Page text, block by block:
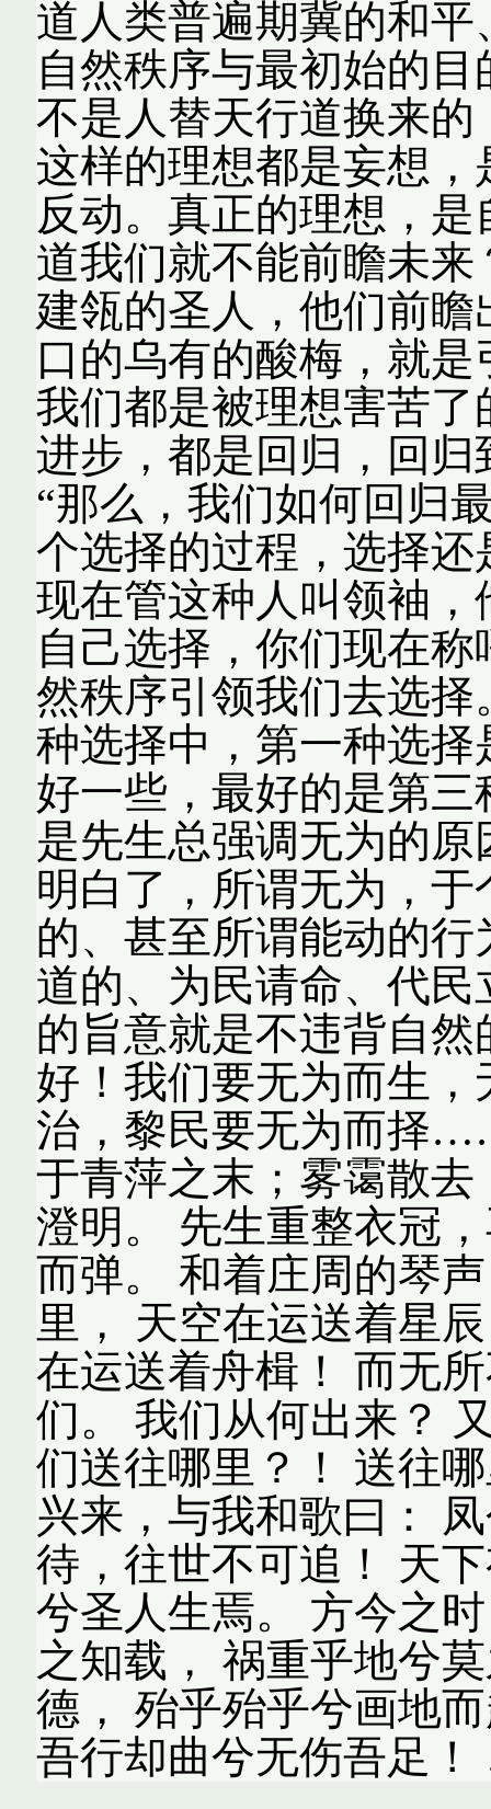
道人类普遍期冀的和
自然秩序与最初始的
不是人替天行道换来
这样的理想都是妄想
反动。真正的理想，
道我们就不能前瞻未来
建瓴的圣人，他们前
口的乌有的酸梅，就
我们都是被理想害苦
进步，都是回归，回
“那么，我们如何回归
个选择的过程，选择
现在管这种人叫领袖
自己选择，你们现在
然秩序引领我们去选
种选择中，第一种选
好一些，最好的是第三
是先生总强调无为的原
明白了，所谓无为，
的、甚至所谓能动的
道的、为民请命、代
的旨意就是不违背自然
好！我们要无为而生
治，黎民要无为而择
于青萍之末；雾霭散
澄明。 先生重整衣冠
而弹。 和着庄周的琴
里， 天空在运送着星
在运送着舟楫！ 而无
们。 我们从何出来？
们送往哪里？！ 送
兴来，与我和歌曰：
待，往世不可追！ 天
兮圣人生焉。 方今之
之知载， 祸重乎地兮
德， 殆乎殆乎兮画地
吾行却曲兮无伤吾足